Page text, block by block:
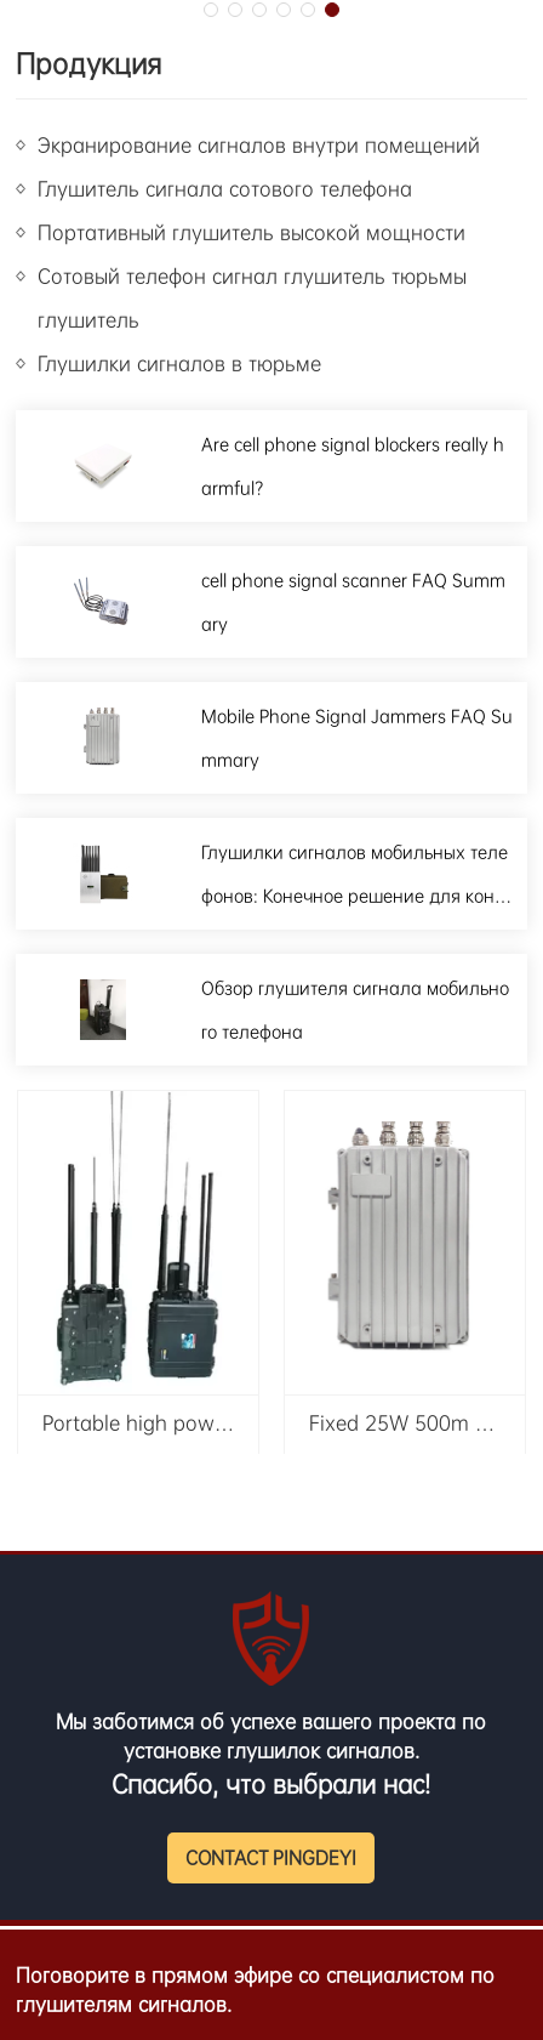
Продукция
Экранирование сигналов внутри помещений
Глушитель сигнала сотового телефона
Портативный глушитель высокой мощности
Сотовый телефон сигнал глушитель тюрьмы
глушитель
Глушилки сигналов в тюрьме
Are cell phone signal blockers really h
armful?
cell phone signal scanner FAQ Summ
ary
Mobile Phone Signal Jammers FAQ Su
mmary
Глушилки сигналов мобильных теле
фонов: Конечное решение для контр
Обзор глушителя сигнала мобильно
го телефона
Portable high power remote control bomb jammer Radio-Controlled Improvised Explosive Device(RCIED) jammer Fixed 25W 500m Shielding Waterproof Drone Jammer 2500MHz
Мы заботимся об успехе вашего проекта по
установке глушилок сигналов.
Спасибо, что выбрали нас!
CONTACT PINGDEYI
Поговорите в прямом эфире со специалистом по
глушителям сигналов.